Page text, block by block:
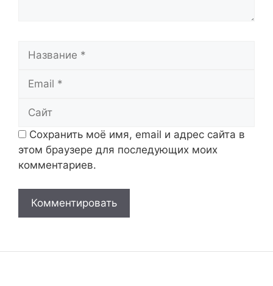
Название
Email
Сайт
Сохранить моё имя, email и адрес сайта в
этом браузере для последующих моих
комментариев.